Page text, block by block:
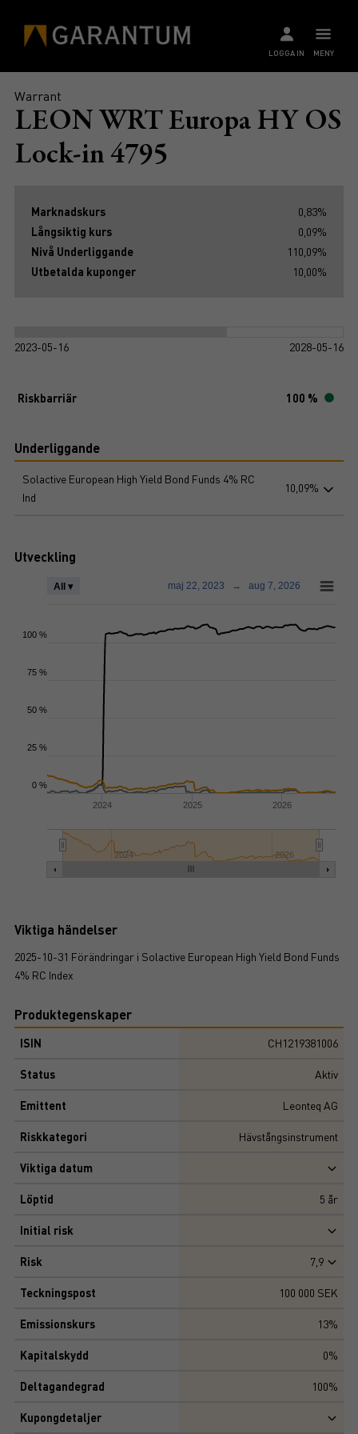
MENY
LOGGA IN
Warrant
LEON WRT Europa HY OS
Lock-in 4795
Marknadskurs
0,83%
Långsiktig kurs
0,09%
Nivå Underliggande
110,09%
Utbetalda kuponger
10,00%
2023-05-16 2028-05-16
Riskbarriär 100 %
Underliggande
Solactive European High Yield Bond Funds 4% RC
Ind
10,09%
Utveckling
2024 2025 2026
2024 2026
All ▾ maj 22, 2023 → aug 7, 2026
0 %
25 %
50 %
75 %
100 %
Viktiga händelser
2025-10-31 Förändringar i Solactive European High Yield Bond Funds
4% RC Index
Produktegenskaper
ISIN CH1219381006
Status Aktiv
Emittent Leonteq AG
Riskkategori Hävstångsinstrument
Viktiga datum
Löptid 5 år
Initial risk
Risk 7,9
Teckningspost 100 000 SEK
Emissionskurs 13%
Kapitalskydd 0%
Deltagandegrad 100%
Kupongdetaljer